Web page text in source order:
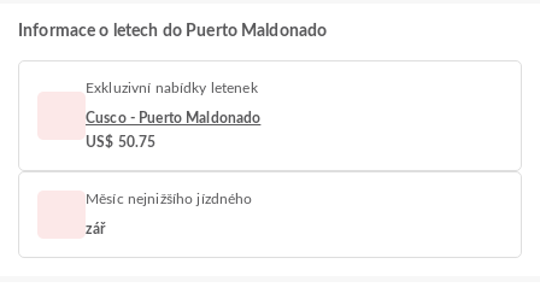
Informace o letech do Puerto Maldonado
Exkluzivní nabídky letenek
Cusco - Puerto Maldonado
US$ 50.75
Měsíc nejnižšího jízdného
zář